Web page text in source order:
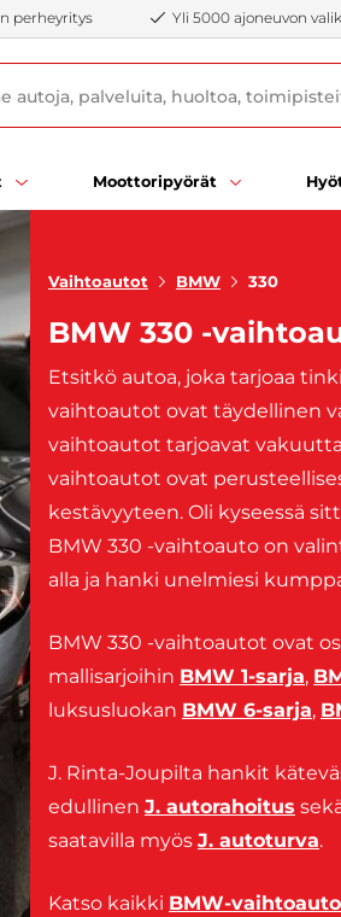
perheyritys Yli 5000 ajoneuvon
Moottoripyörät
Vaihtoautot BMW 330
BMW 330 -
Etsitkö autoa, joka tarjoaa
vaihtoautot ovat täydellinen
vaihtoautot tarjoavat
vaihtoautot ovat
kestävyyteen. Oli kyseessä
BMW 330 -vaihtoauto on
alla ja hanki unelmiesi
BMW 330 -vaihtoautot ovat
mallisarjoihin BMW 1-sarja,
luksusluokan BMW 6-sarja,
J. Rinta-Joupilta hankit
edullinen J. autorahoitus
saatavilla myös J. autoturva.
Katso kaikki BMW-